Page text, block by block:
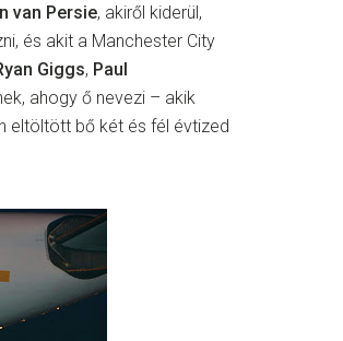
van Persie, akiről kiderül,
és akit a Manchester City
Giggs, Paul
ahogy ő nevezi – akik
eltöltött bő két és fél évtized